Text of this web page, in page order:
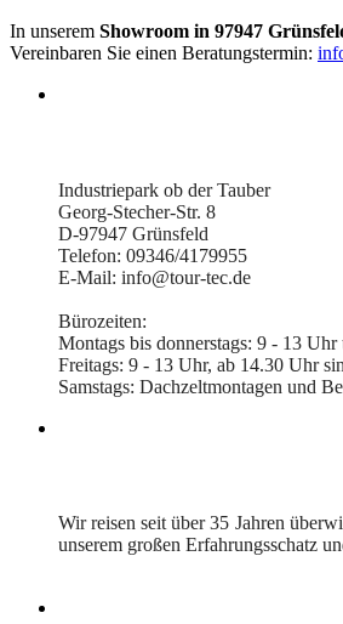
In unserem Showroom in 97947
Vereinbaren Sie einen Beratungstermin:
Industriepark ob der Tauber
Georg-Stecher-Str. 8
D-97947 Grünsfeld
Telefon: 09346/4179955
E-Mail: info@tour-tec.de
Bürozeiten:
Montags bis donnerstags: 9 - 13
Freitags: 9 - 13 Uhr, ab 14.30 Uhr
Samstags: Dachzeltmontagen und
Wir reisen seit über 35 Jahren
unserem großen Erfahrungsschatz